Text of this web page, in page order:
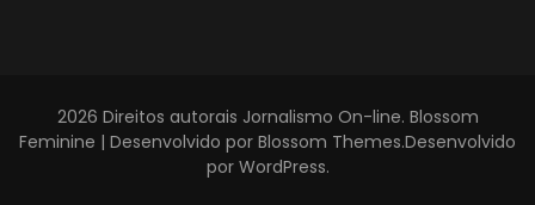
2026 Direitos autorais Jornalismo On-line. Blossom
Feminine | Desenvolvido por Blossom Themes.Desenvolvido
por WordPress.